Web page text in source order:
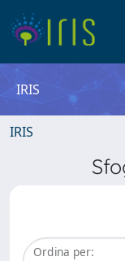
IRIS
IRIS
Ordina per: